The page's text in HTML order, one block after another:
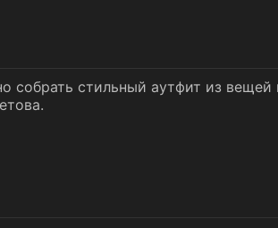
собрать стильный аутфит из